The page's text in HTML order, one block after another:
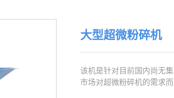
大型超微粉碎机
该机是针对目前国内尚无
市场对超微粉碎机的需求而